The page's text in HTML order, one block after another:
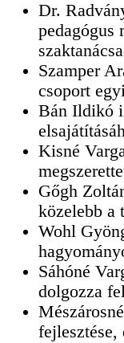
Dr.
pedagógus
Szamper
csoport
Bán Ildikó
Kisné
Gőgh
közelebb a
Wohl
Sáhóné
dolgozza
fejlesztése,